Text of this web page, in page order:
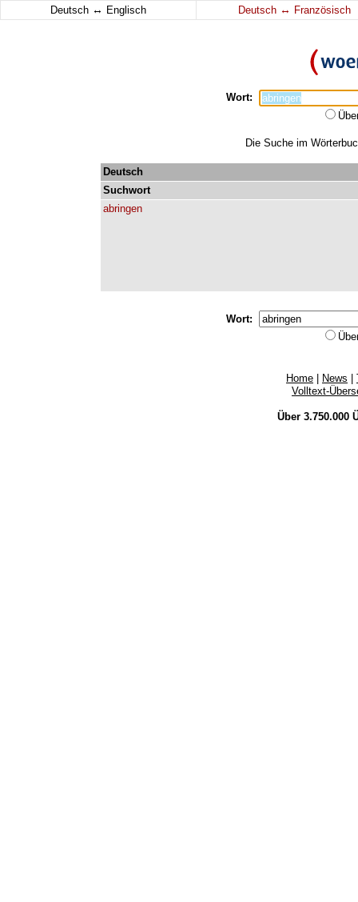
Deutsch ↔ Englisch Deutsch ↔ Französisch
Wort:
Die Suche im
Deutsch
Suchwort
abringen
Wort:
Home News
Volltext-
Über 3.750.000